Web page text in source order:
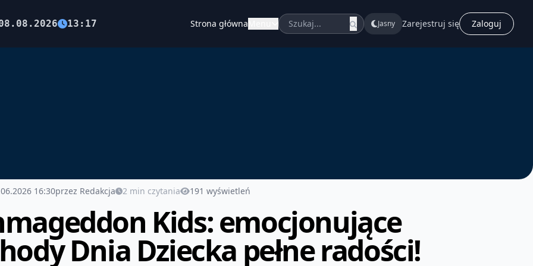
13:17 Strona główna Jasny Zarejestruj się Zaloguj
16:30przez Redakcja 2 min czytania 191 wyświetleń
Kids: emocjonujące
Dnia Dziecka pełne radości!